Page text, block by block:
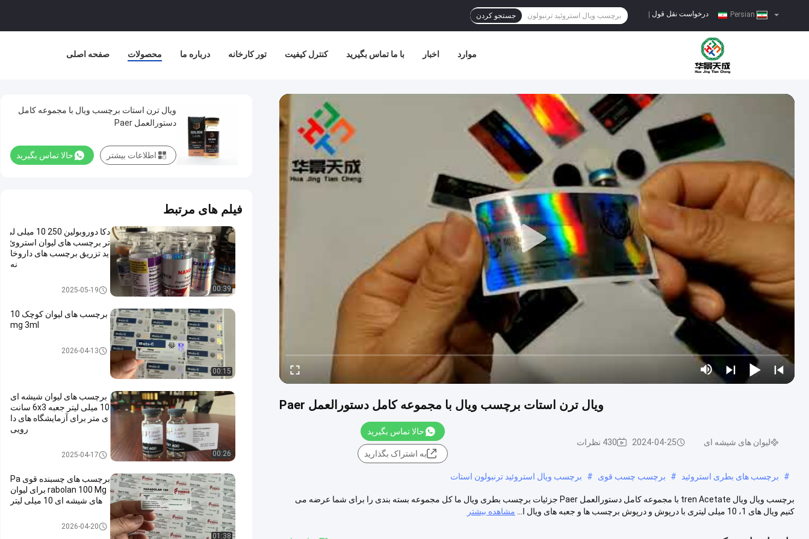
درخواست نقل قول جستجو کردن
صفحه اصلی محصولات درباره ما تور کارخانه کنترل کیفیت با ما تماس بگیرید اخبار موارد
ویال ترن استات برچسب ویال با مجموعه کامل دستورالعمل Paer
لیوان های شیشه ای 2024-04-25 430 نظرات
حالا تماس بگیرید
به اشتراک بگذارید
# برچسب های بطری استروئید # برچسب چسب قوی # برچسب ویال استروئید ترنبولون استات
برچسب ویال ویال tren Acetate با مجموعه کامل دستورالعمل Paer جزئیات برچسب بطری ویال ما کل مجموعه بسته بندی را برای شما عرضه می
کنیم ویال های 1، 10 میلی لیتری با درپوش و درپوش برچسب ها و جعبه های ویال ا...
مشاهده بیشتر
ویال ترن استات برچسب ویال با مجموعه کامل
دستورالعمل Paer
حالا تماس بگیرید اطلاعات بیشتر
فیلم های مرتبط
00:39
دکا دوروبولین 250 10 میلی لی
تر برچسب های لیوان استروئ
ید تزریق برچسب های داروخا
نه
10 میلی لیتر برچسب ویال
2025-05-19
00:15
برچسب های لیوان کوچک 10
mg 3ml
لیوان های شیشه ای2026-04-13
00:26
برچسب های لیوان شیشه ای
10 میلی لیتر جعبه 6x3 سانت
ی متر برای آزمایشگاه های دا
رویی
لیوان های شیشه ای2025-04-17
01:38
برچسب های چسبنده قوی Pa
rabolan 100 Mg برای لیوان
های شیشه ای 10 میلی لیتر
لیوان های شیشه ای2026-04-20